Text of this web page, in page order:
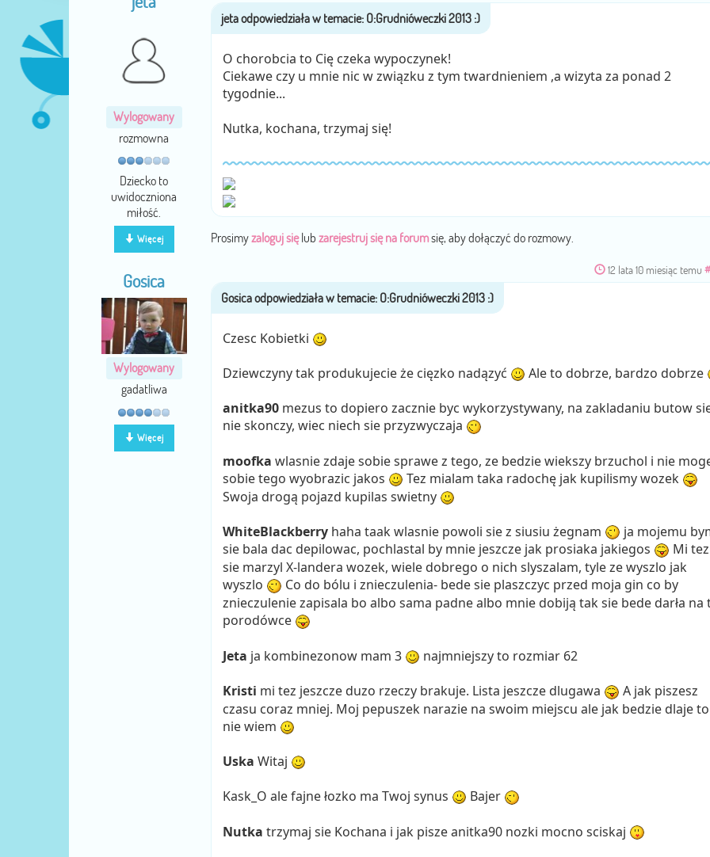
Wylogowany
rozmowna
Dziecko to
uwidoczniona
miłość.
Więcej
O chorobcia to Cię czeka wypoczynek!
Ciekawe czy u mnie nic w związku z tym twardnieniem ,a wizyta za ponad 2
tygodnie...
Nutka, kochana, trzymaj się!
Prosimyzaloguj sięlub zarejestruj się na forumsię, aby dołączyć do rozmowy.
Gosica
Wylogowany
gadatliwa
Więcej
12 lata 10 miesiąc temu
Czesc Kobietki
Dziewczyny tak produkujecie że cięzko nadązyć Ale to dobrze, bardzo dobrze
anitka90mezus to dopiero zacznie byc wykorzystywany, na zakladaniu butow
nie skonczy, wiec niech sie przyzwyczaja
moofka wlasnie zdaje sobie sprawe z tego, ze bedzie wiekszy brzuchol i nie
sobie tego wyobrazic jakos
Tez mialam taka radochę jak kupilismy wozek
Swoja drogą pojazd kupilas swietny
WhiteBlackberryhaha taak wlasnie powoli sie z siusiu żegnam
ja mojemu
sie bala dac depilowac, pochlastal by mnie jeszcze jak prosiaka jakiegos
Mi tez
sie marzyl X-landera wozek, wiele dobrego o nich slyszalam, tyle ze wyszlo jak
wyszlo
Co do bólu i znieczulenia- bede sie plaszczyc przed moja gin co by
znieczulenie zapisala bo albo sama padne albo mnie dobiją tak sie bede darła na
porodówce
Jeta ja kombinezonow mam 3 najmniejszy to rozmiar 62
Kristi mi tez jeszcze duzo rzeczy brakuje. Lista jeszcze dlugawa
A jak piszesz
czasu coraz mniej. Moj pepuszek narazie na swoim miejscu ale jak bedzie dlaje to
nie wiem
Uska Witaj
Kask_O ale fajne łozko ma Twoj synus Bajer
Nutka trzymaj sie Kochana i jak pisze anitka90 nozki mocno sciskaj